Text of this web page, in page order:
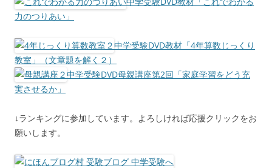
力のつりあい」
中学受験DVD教材「4年算数じっくり
教室」（文章題を解く２）
中学受験DVD母親講座第2回「家庭学習をどう充
実させるか」
↓ランキングに参加しています。よろしければ応援クリックをお
願いします。